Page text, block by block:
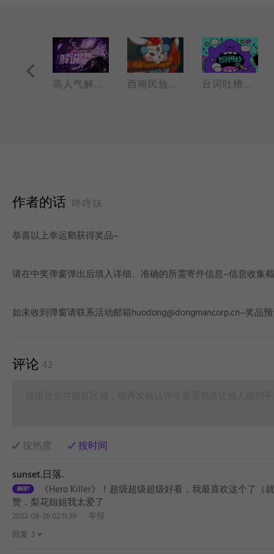
高人气解说原作漫 西南民族大学动画系作品展 台词吐槽大会
作者的话 咚咚妹
如未收到弹窗请联系活动邮箱huodong@dongmancorp.cn~奖品
评论 42
按热度
按时间
sunset.日落.
《Hero Killer》！超级超级超级好看，我最喜欢这个了
赞，梨花姐姐我太爱了
2022-08-26 02:11:39
举报
回复 3